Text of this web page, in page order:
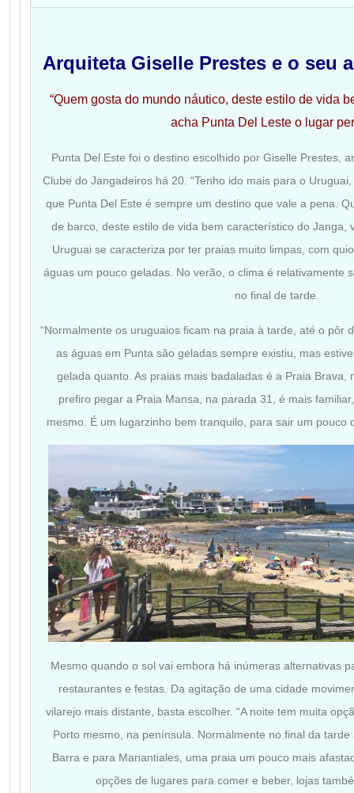
Arquiteta Giselle Prestes e o seu
“Quem gosta do mundo náutico, deste estilo de vida
acha Punta Del Leste o lugar
Punta Del Este foi o destino escolhido por Giselle Prestes,
Clube do Jangadeiros há 20. “Tenho ido mais para o
que Punta Del Este é sempre um destino que vale a pena.
de barco, deste estilo de vida bem característico do Janga,
Uruguai se caracteriza por ter praias muito limpas, com
águas um pouco geladas. No verão, o clima é relativamente
no final de tarde.
“Normalmente os uruguaios ficam na praia à tarde, até o pôr
as águas em Punta são geladas sempre existiu, mas
gelada quanto. As praias mais badaladas é a Praia Brava,
prefiro pegar a Praia Mansa, na parada 31, é mais
mesmo. É um lugarzinho bem tranquilo, para sair um pouco
Mesmo quando o sol vai embora há inúmeras alternativas
restaurantes e festas. Da agitação de uma cidade
vilarejo mais distante, basta escolher. “A noite tem muita
Porto mesmo, na península. Normalmente no final da
Barra e para Manantiales, uma praia um pouco mais
opções de lugares para comer e beber, lojas